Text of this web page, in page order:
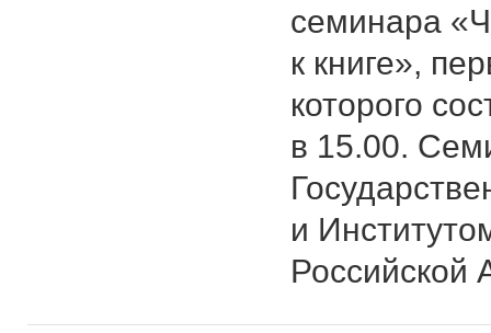
семинара
к книге»,
которого
в 15.00.
и
Российской